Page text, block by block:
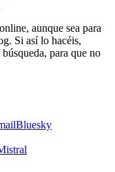
aunque sea para
Si así lo hacéis,
para que no
Bluesky